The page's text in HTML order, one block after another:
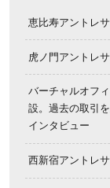
恵比寿アントレ
虎ノ門アントレ
バーチャルオフ
設。過去の取引
インタビュー
西新宿アントレ